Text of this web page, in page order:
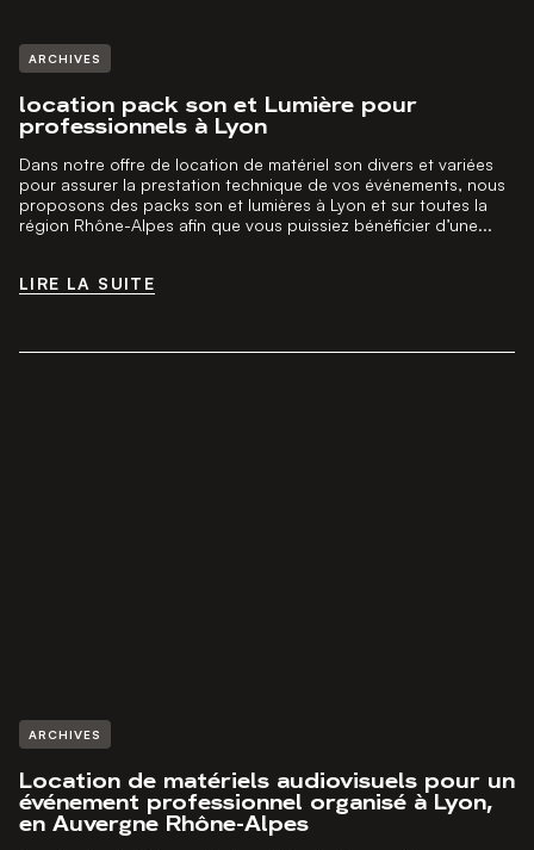
ARCHIVES
location pack son et Lumière pour
professionnels à Lyon
Dans notre offre de location de matériel son divers et variées
pour assurer la prestation technique de vos événements, nous
proposons des packs son et lumières à Lyon et sur toutes la
région Rhône-Alpes afin que vous puissiez bénéficier d’une...
LIRE LA SUITE
ARCHIVES
Location de matériels audiovisuels pour un
événement professionnel organisé à Lyon,
en Auvergne Rhône-Alpes